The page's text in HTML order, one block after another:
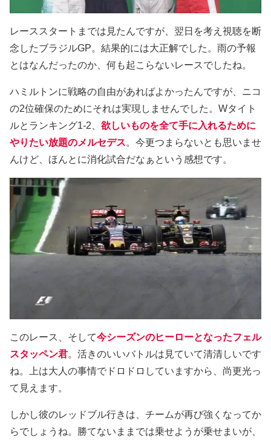
レーススタートまでは見たんですが、翌日を考え視聴を断
念したブラジルGP。結果的には大正解でした。雨の予報
とはなんだったのか、何も起こらないレースでしたね。
ハミルトンに戦略の自由があればよかったんですが、ニコ
の2位確保のためにそれは実現しませんでした。Wタイト
ルとランキング1-2、 欲しいものを全て手に入れるために
やりたい放題のメルセデス。今更つまらないとも思いませ
んけど、ほんとに消化試合だなぁという感想です。
このレース、そして今シーズンのヒーローとなったフェル
スタッペン君。活きのいいバトルは見ていて清清しいです
ね。上は大人の事情でドロドロしていますから、尚更光っ
て見えます。
しかし彼のレッドブル行きは、チームが再び強くなってか
らでしょうね。勝てないままでは乗せようが乗せまいが、